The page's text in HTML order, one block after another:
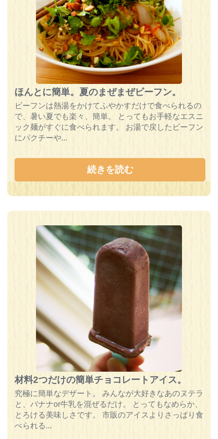
ほんとに簡単。夏のまぜまぜビーフン。
ビーフンは熱湯をかけてふやかすだけで食べられるの
で、暑い夏でも楽々、簡単。 とってもお手軽なエスニ
ック麺がすぐに食べられます。 お湯で戻したビーフン
にパクチーや...
続きを読む
材料2つだけの簡単チョコレートアイス。
究極に簡単なデザート。 みんなが大好きなあのヌテラ
と、バナナor牛乳を混ぜるだけ。 とってもなめらか、
とろける美味しさです。 市販のアイスよりさっぱり食
べられる...